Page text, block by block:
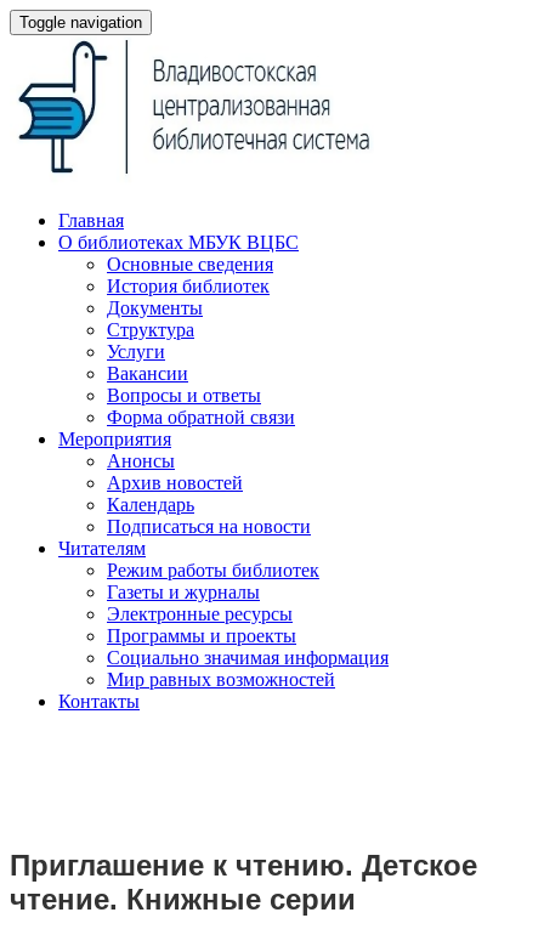
Toggle navigation
Главная
О библиотеках МБУК ВЦБС
Основные сведения
История библиотек
Документы
Структура
Услуги
Вакансии
Вопросы и ответы
Форма обратной связи
Мероприятия
Анонсы
Архив новостей
Календарь
Подписаться на новости
Читателям
Режим работы библиотек
Газеты и журналы
Электронные ресурсы
Программы и проекты
Социально значимая информация
Мир равных возможностей
Контакты
Приглашение к чтению. Детское
чтение. Книжные серии